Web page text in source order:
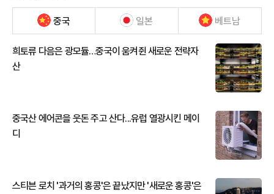
중국 일본 베트남
희토류 다음은 광모듈…중국이 움켜쥔 새로운 전략자
산
중국산 에어콘을 웃돈 주고 산다...유럽 열광시킨 메이
디
스티븐 로치 '과거의 홍콩'은 끝났지만 '새로운 홍콩'은